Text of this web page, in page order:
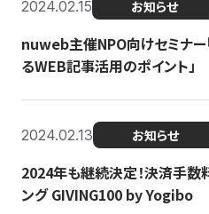
2024.02.15 お知らせ
nuweb主催NPO向けセミナー
るWEB記事活用のポイント」
2024.02.13 お知らせ
2024年も継続決定！決済手数
ング GIVING100 by Yogibo